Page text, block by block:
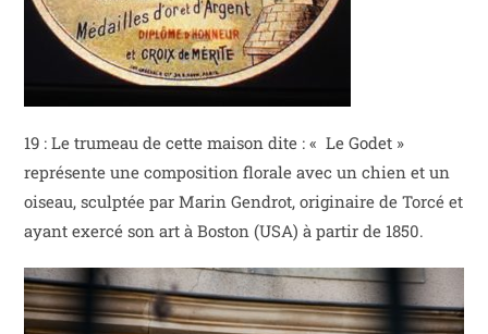
19 : Le trumeau de cette maison dite : « Le Godet »
représente une composition florale avec un chien et un
oiseau, sculptée par Marin Gendrot, originaire de Torcé et
ayant exercé son art à Boston (USA) à partir de 1850.